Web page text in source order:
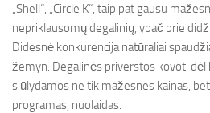
„Shell“, „Circle K“, taip pat gausu
nepriklausomų degalinių, ypač prie
Didesnė konkurencija natūraliai
žemyn. Degalinės priverstos kovoti dėl
siūlydamos ne tik mažesnes kainas,
programas, nuolaidas.